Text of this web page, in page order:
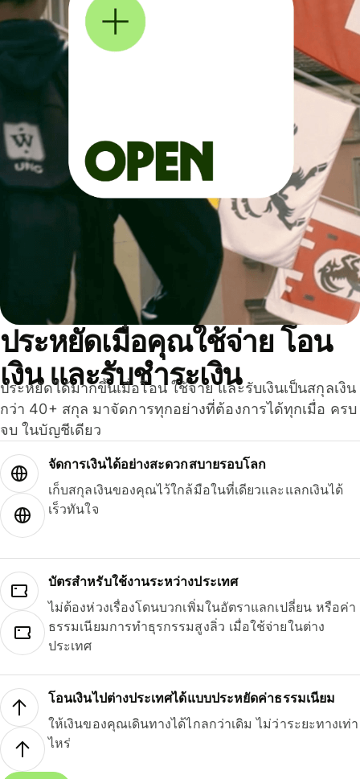
ประหยัดเมื่อคุณใช้จ่าย โอน
เงิน และรับชำระเงิน
ประหยัดได้มากขึ้นเมื่อโอน ใช้จ่าย และรับเงินเป็นสกุลเงิน
กว่า 40+ สกุล มาจัดการทุกอย่างที่ต้องการได้ทุกเมื่อ ครบ
จบ ในบัญชีเดียว
จัดการเงินได้อย่างสะดวกสบายรอบโลก
เก็บสกุลเงินของคุณไว้ใกล้มือในที่เดียวและแลกเงินได้
เร็วทันใจ
บัตรสำหรับใช้งานระหว่างประเทศ
ไม่ต้องห่วงเรื่องโดนบวกเพิ่มในอัตราแลกเปลี่ยน หรือค่า
ธรรมเนียมการทำธุรกรรมสูงลิ่ว เมื่อใช้จ่ายในต่าง
ประเทศ
โอนเงินไปต่างประเทศได้แบบประหยัดค่าธรรมเนียม
ให้เงินของคุณเดินทางได้ไกลกว่าเดิม ไม่ว่าระยะทางเท่า
ไหร่